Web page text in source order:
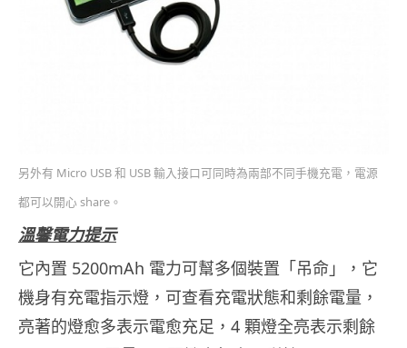
另外有 Micro USB 和 USB 輸入接口可同時為兩部不同手機充電，電源
都可以開心 share。
溫馨電力提示
它內置 5200mAh 電力可幫多個裝置「吊命」，它
機身有充電指示燈，可查看充電狀態和剩餘電量，
亮著的燈愈多表示電愈充足，4 顆燈全亮表示剩餘